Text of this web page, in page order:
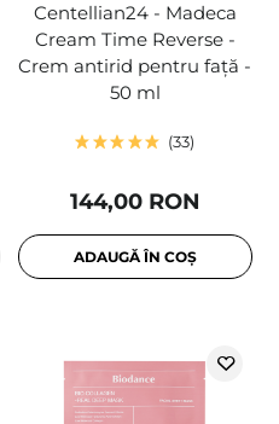
Centellian24 - Madeca
Cream Time Reverse -
Crem antirid pentru față -
50 ml
33
144,00 RON
ADAUGĂ ÎN COȘ